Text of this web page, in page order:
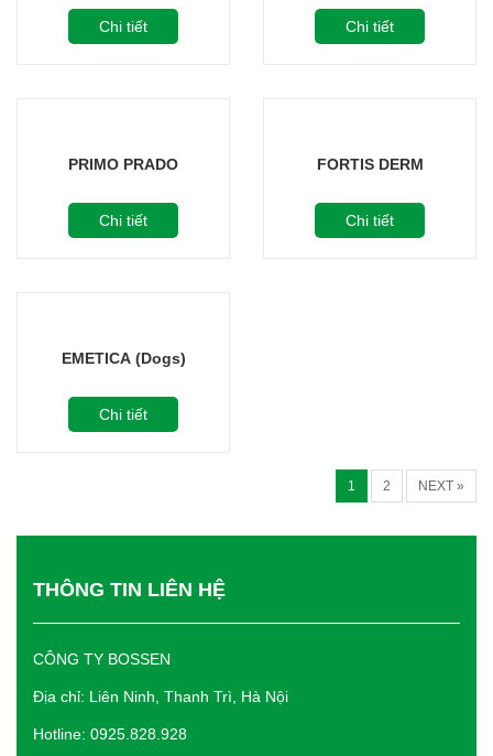
Chi tiết Chi tiết
PRIMO PRADO
Chi tiết
FORTIS DERM
Chi tiết
EMETICA (Dogs)
Chi tiết
1 2 NEXT »
THÔNG TIN LIÊN HỆ
CÔNG TY BOSSEN
Địa chỉ: Liên Ninh, Thanh Trì, Hà Nội
Hotline: 0925.828.928